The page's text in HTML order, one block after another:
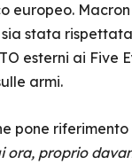
europeo.
stata
esterni ai
armi.
pone riferimento
ora, proprio